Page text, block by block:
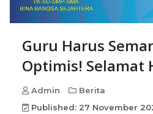
Guru Harus
Optimis! Selamat
Admin
Berita
Published: 27 November